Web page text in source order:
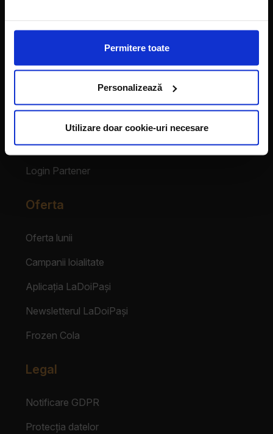
Permitere toate
Personalizează
Utilizare doar cookie-uri necesare
Contact
Despre franciză
Franciza LaDoiPași
Testimoniale
Login Partener
Oferta
Oferta lunii
Campanii loialitate
Aplicația LaDoiPași
Newsletterul LaDoiPași
Frozen Cola
Legal
Notificare GDPR
Protecția datelor